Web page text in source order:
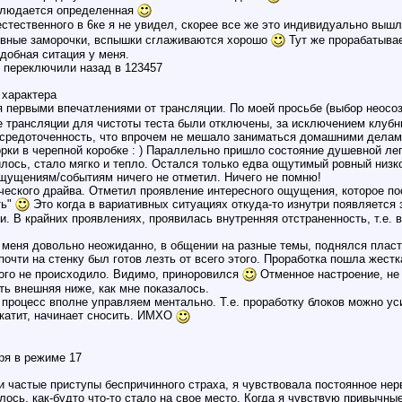
определенная
в 6ке я не увидел, скорее все же это индивидуально
заморочки, вспышки сглаживаются хорошо
Тут же
ситация у меня.
назад в 123457
впечатлениями от трансляции. По моей просьбе (выбор
для чистоты теста были отключены, за исключением
что впрочем не мешало заниматься домашними
в черепной коробке : ) Параллельно пришло состояние душевной
стало мягко и тепло. Остался только едва ощутимый ровный
событиям ничего не отметил. Ничего не помню!
драйва. Отметил проявление интересного ощущения, которое
Это когда в вариативных ситуациях откуда-то изнутри
В крайних проявлениях, проявилась внутренняя отстраненность,
довольно неожиданно, в общении на разные темы, поднялся
на стенку был готов лезть от всего этого. Проработка пошла
не происходило. Видимо, приноровился
Отменное настроение,
внешняя ниже, как мне показалось.
вполне управляем ментально. Т.е. проработку блоков можно
начинает сносить. ИМХО
в режиме 17
приступы беспричинного страха, я чувствовала постоянное
как-будто что-то стало на свое место. Когда я чувствую